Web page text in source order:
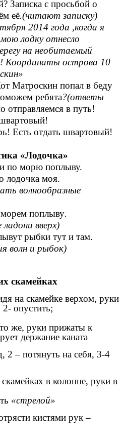
Записка с просьбой о
её.(читают записку)
2014 года ,когда я
лодку отнесло
на необитаемый
Координаты острова 10
Матроскин попал в беду
ребята?(ответы
отправляемся в путь!
Есть отдать швартовый!
«Лодочка»
по морю поплыву.
лодочка моя.
волнообразные
поплыву.
вверх)
рыбки тут и там.
волн и рыбок)
скамейках
на скамейке верхом, руки
опустить;
же, руки прижаты к
держание каната
2 – потянуть на себя, 3-4
в колонне, руки в
«стрелой»
кистями рук –